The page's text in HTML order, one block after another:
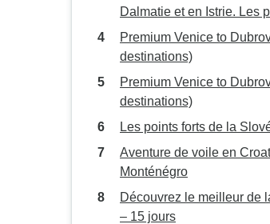
Dalmatie et en Istrie. Les
destinations de la côte
Šibenik, Split, Trogir et
l’UNESCO, anciennes
Premium Venice to
destinations)
Premium Venice to
destinations)
Les points forts de la
Aventure de voile en
Monténégro
Découvrez le meilleur de
– 15 jours